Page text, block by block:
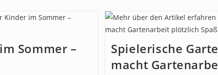
Sommer –
Spielerische
macht